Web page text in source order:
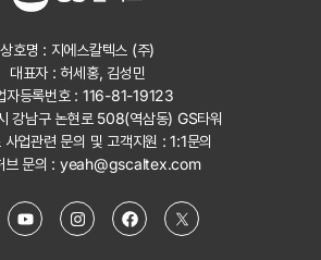
상호명 : 지에스칼텍스 (주)
대표자 : 허세홍, 김성민
자등록번호 : 116-81-19123
강남구 논현로 508(역삼동) GS타워
사업관련 문의 및 고객지원 :1:1문의
브 문의 : yeah@gscaltex.com